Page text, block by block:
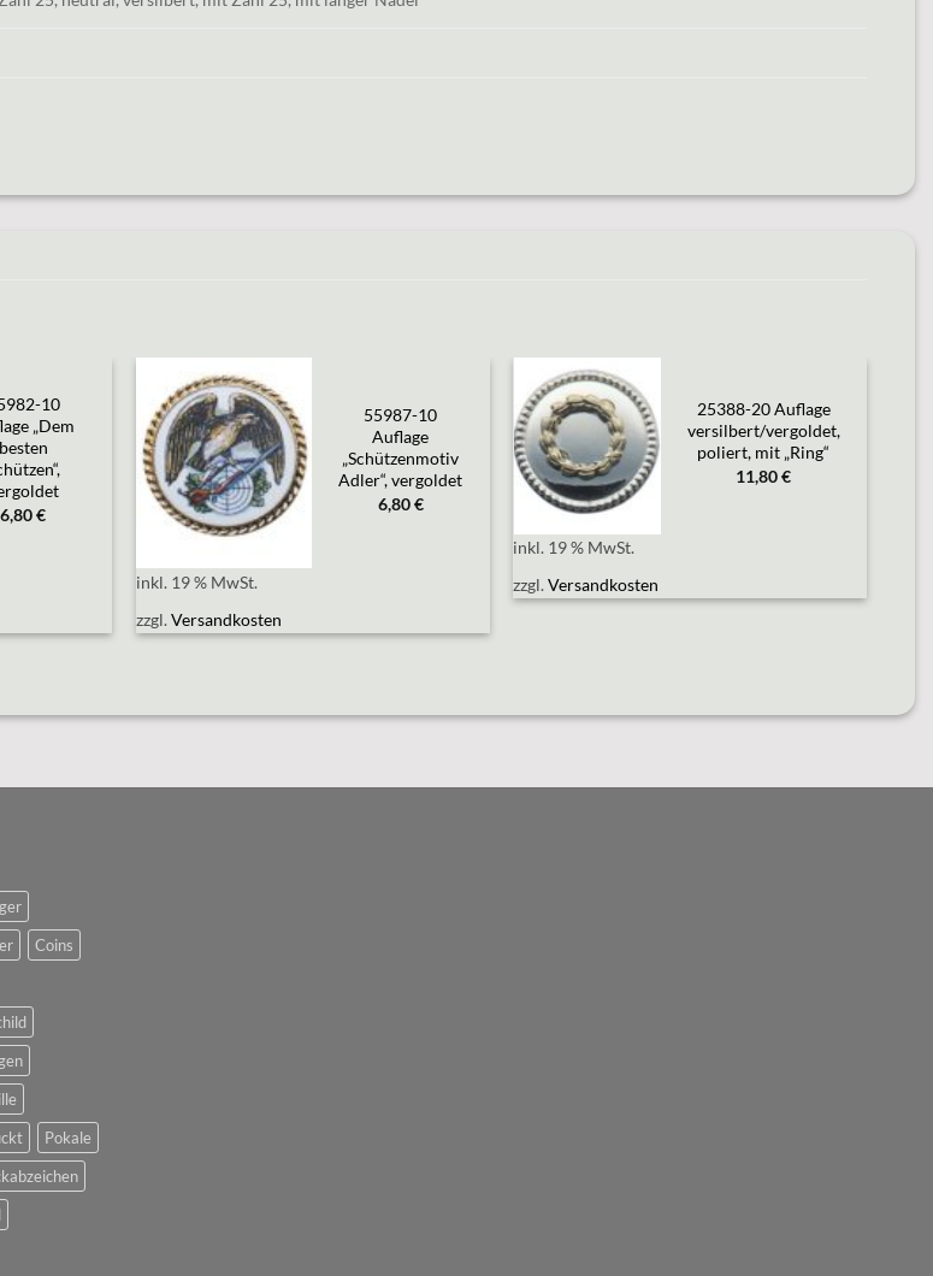
10
„Dem
besten
6,80€
Add to
wishlist
55987-10
Auflage
„Schützenmotiv
Adler“, vergoldet
6,80€
inkl. 19 % MwSt.
zzgl.Versandkosten
Add to
wishlist
25388-20 Auflage
versilbert/vergoldet,
poliert, mit „Ring“
11,80€
inkl. 19 % MwSt.
zzgl.Versandkosten
Coins
Pokale